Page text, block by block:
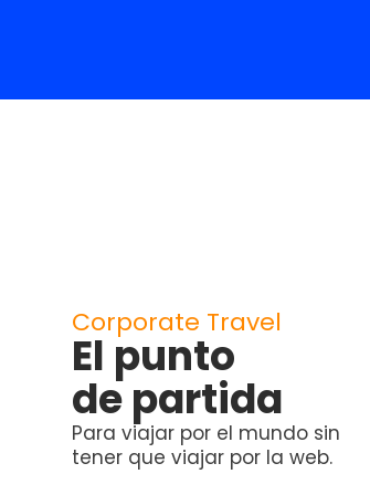
Corporate Travel
El punto
de partida
Para viajar por el mundo sin
tener que viajar por la web.